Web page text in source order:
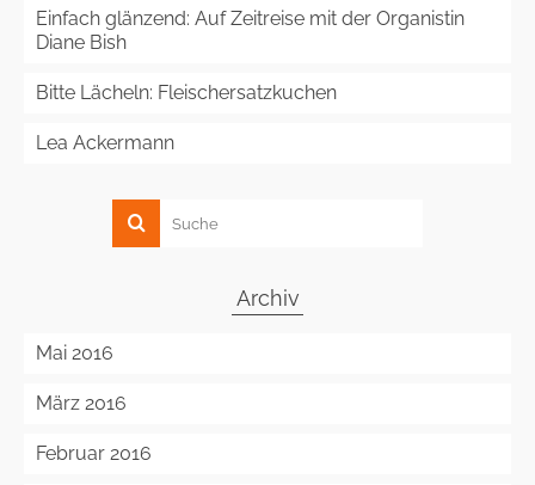
Einfach glänzend: Auf Zeitreise mit der Organistin
Diane Bish
Bitte Lächeln: Fleischersatzkuchen
Lea Ackermann
Archiv
Mai 2016
März 2016
Februar 2016